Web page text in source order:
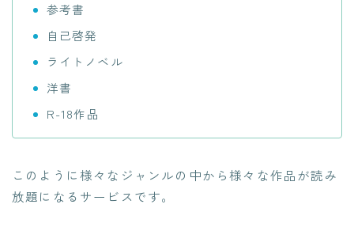
参考書
自己啓発
ライトノベル
洋書
R-18作品
このように様々なジャンルの中から様々な作品が読み
放題になるサービスです。